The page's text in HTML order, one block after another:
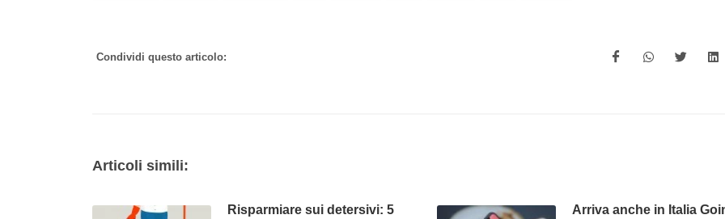
Condividi questo articolo:
Articoli simili:
Risparmiare sui detersivi: 5
Arriva anche in Italia